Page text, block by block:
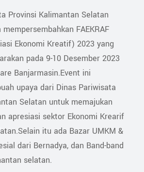
Provinsi Kalimantan Selatan
FAEKRAF
Ekonomi Kreatif) 2023 yang
pada 9-10 Desember 2023
Banjarmasin.Event ini
upaya dari Dinas Pariwisata
Selatan untuk memajukan
apresiasi sektor Ekonomi Krearif
itu ada Bazar UMKM &
dari Bernadya, dan Band-band
selatan.